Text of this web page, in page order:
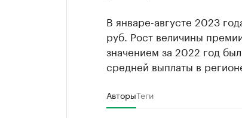
В январе-августе 2023
руб. Рост величины
значением за 2022 год
средней выплаты в
АвторыТеги